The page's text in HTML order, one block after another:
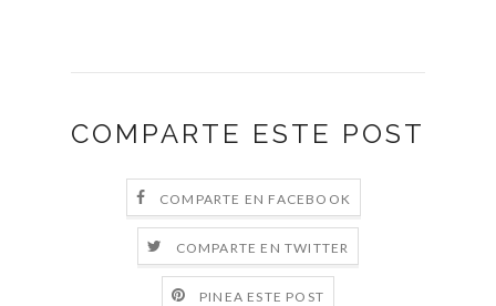
COMPARTE ESTE POST
COMPARTE EN FACEBOOK
COMPARTE EN TWITTER
PINEA ESTE POST